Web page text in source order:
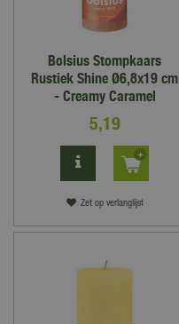
Bolsius Stompkaars
Rustiek Shine Ø6,8x19 cm
- Creamy Caramel
5,19
Zet op verlanglijst